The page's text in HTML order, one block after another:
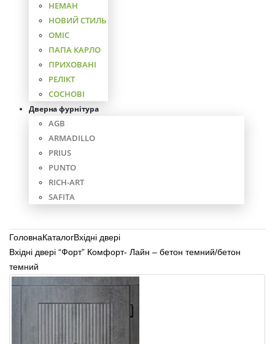
НЕМАН
НОВИЙ СТИЛЬ
ОМІС
ПАПА КАРЛО
ПРИХОВАНІ
РЕЛІКТ
СОСНОВІ
Дверна фурнітура
AGB
ARMADILLO
PRIUS
PUNTO
RICH-ART
SAFITA
ГоловнаКаталогВхідні двері
Вхідні двері “Форт” Комфорт- Лайн – бетон темний/бетон
темний